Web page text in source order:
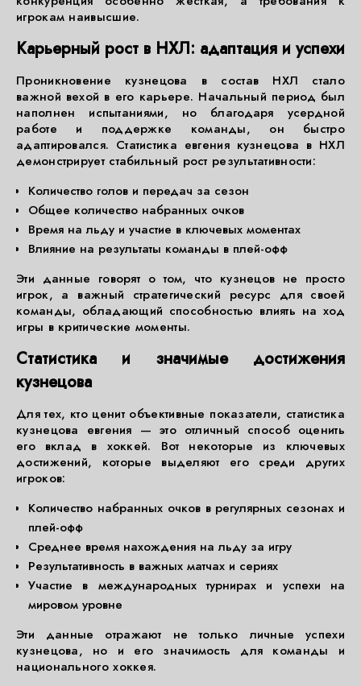
игрокам наивысшие.
Карьерный рост в НХЛ: адаптация и успехи
Проникновение кузнецова в состав НХЛ стало
важной вехой в его карьере. Начальный период был
наполнен испытаниями, но благодаря усердной
работе и поддержке команды, он быстро
адаптировался. Статистика евгения кузнецова в НХЛ
демонстрирует стабильный рост результативности:
Количество голов и передач за сезон
Общее количество набранных очков
Время на льду и участие в ключевых моментах
Влияние на результаты команды в плей-офф
Эти данные говорят о том, что кузнецов не просто
игрок, а важный стратегический ресурс для своей
команды, обладающий способностью влиять на ход
игры в критические моменты.
Статистика и значимые достижения
кузнецова
Для тех, кто ценит объективные показатели, статистика
кузнецова евгения — это отличный способ оценить
его вклад в хоккей. Вот некоторые из ключевых
достижений, которые выделяют его среди других
игроков:
Количество набранных очков в регулярных сезонах и
плей-офф
Среднее время нахождения на льду за игру
Результативность в важных матчах и сериях
Участие в международных турнирах и успехи на
мировом уровне
Эти данные отражают не только личные успехи
кузнецова, но и его значимость для команды и
национального хоккея.